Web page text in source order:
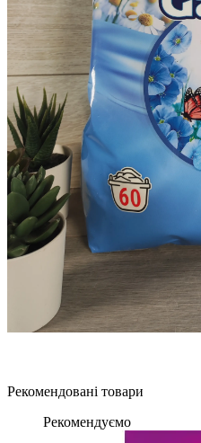
Рекомендовані товари
Рекомендуємо